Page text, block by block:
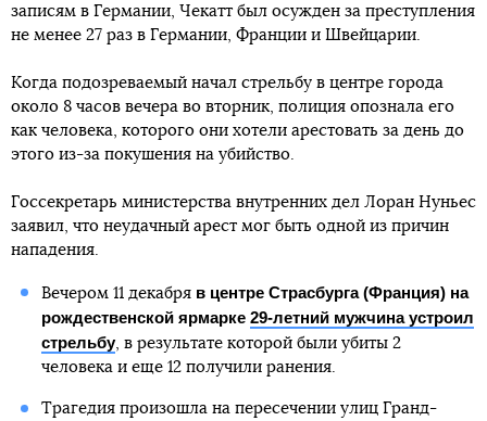
записям в Германии, Чекатт был осужден за преступления
не менее 27 раз в Германии, Франции и Швейцарии.
Когда подозреваемый начал стрельбу в центре города
около 8 часов вечера во вторник, полиция опознала его
как человека, которого они хотели арестовать за день до
этого из-за покушения на убийство.
Госсекретарь министерства внутренних дел Лоран Нуньес
заявил, что неудачный арест мог быть одной из причин
нападения.
Вечером 11 декабря в центре Страсбурга (Франция) на
рождественской ярмарке 29-летний мужчина устроил
стрельбу, в результате которой были убиты 2
человека и еще 12 получили ранения.
Трагедия произошла на пересечении улиц Гранд-